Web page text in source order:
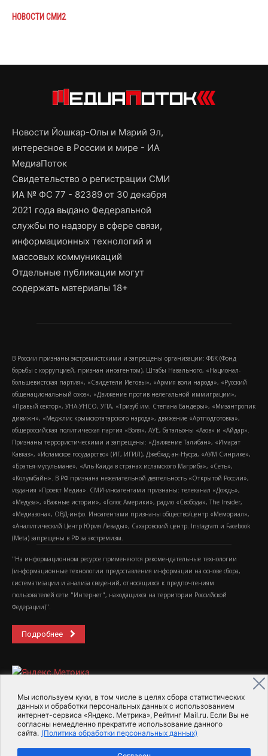
Мы используем куки, в том числе в целях сбора статистических
данных и обработки персональных данных с использованием
интернет-сервиса «Яндекс. Метрика», Рейтинг Mail.ru. Если Вы не
согласны немедленно прекратите использование данного
сайта. (Политика обработки персональных данных)
НОВОСТИ СМИ2
Новости Йошкар-Олы и Марий Эл,
интересное в России и мире - ИА
МедиаПоток
Свидетельство о регистрации СМИ
ИА № ФС 77 - 82389 от 30 декабря
2021 года выдано Федеральной
службы по надзору в сфере связи,
информационных технологий и
массовых коммуникаций
Отдельные публикации могут
содержать материалы 18+
В России признаны экстремистскими и запрещены организации: ФБК (Фонд
борьбы с коррупцией, признан иноагентом), Штабы Навального, «Национал-
большевистская партия», «Свидетели Иеговы», «Армия воли народа», «Русский
общенациональный союз», «Движение против нелегальной иммиграции»,
«Правый сектор», УНА-УНСО, УПА, «Тризуб им. Степана Бандеры», «Мизантропик
дивижн», «Меджлис крымскотатарского народа», движение «Артподготовка»,
общероссийская политическая партия «Воля», АУЕ, батальоны «Азов» и «Айдар».
Признаны террористическими и запрещены: «Движение Талибан», «Имарат
Кавказ», «Исламское государство» (ИГ, ИГИЛ), Джебхад-ан-Нусра, «АУМ Синрике»,
«Братья-мусульмане», «Аль-Каида в странах исламского Магриба», «Сеть»,
«Колумбайн». В РФ признана нежелательной деятельность «Открытой России»,
издания «Проект Медиа». СМИ-иноагентами признаны: телеканал «Дождь»,
«Медуза», «Важные истории», «Голос Америки», радио «Свобода», The Insider,
«Медиазона», ОВД-инфо. Иноагентами признаны общество/центр «Мемориал»,
«Аналитический Центр Юрия Левады», Сахаровский центр. Instagram и Facebook
(Metа) запрещены в РФ за экстремизм.
"На информационном ресурсе применяются рекомендательные технологии
(информационные технологии предоставления информации на основе сбора,
систематизации и анализа сведений, относящихся к предпочтениям
пользователей сети "Интернет", находящихся на территории Российской
Федерации)".
Подробнее
2015-2026- Информационное агентство МедиаПоток
Для справки Об издании
Пользовательское соглашение